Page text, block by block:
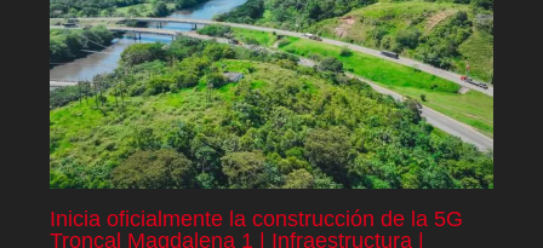
Inicia oficialmente la construcción de la 5G
Troncal Magdalena 1 | Infraestructura |